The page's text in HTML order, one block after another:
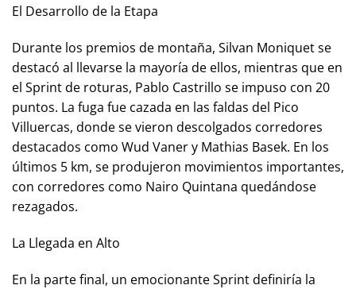
El Desarrollo de la Etapa
Durante los premios de montaña, Silvan Moniquet se
destacó al llevarse la mayoría de ellos, mientras que en
el Sprint de roturas, Pablo Castrillo se impuso con 20
puntos. La fuga fue cazada en las faldas del Pico
Villuercas, donde se vieron descolgados corredores
destacados como Wud Vaner y Mathias Basek. En los
últimos 5 km, se produjeron movimientos importantes,
con corredores como Nairo Quintana quedándose
rezagados.
La Llegada en Alto
En la parte final, un emocionante Sprint definiría la